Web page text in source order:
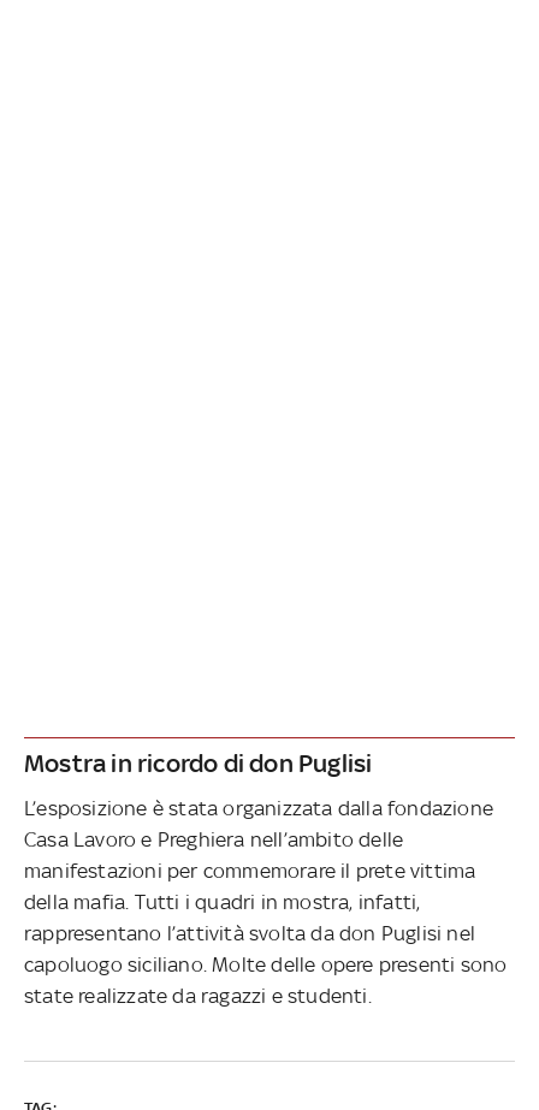
Mostra in ricordo di don Puglisi
L’esposizione è stata organizzata dalla fondazione
Casa Lavoro e Preghiera nell’ambito delle
manifestazioni per commemorare il prete vittima
della mafia. Tutti i quadri in mostra, infatti,
rappresentano l’attività svolta da don Puglisi nel
capoluogo siciliano. Molte delle opere presenti sono
state realizzate da ragazzi e studenti.